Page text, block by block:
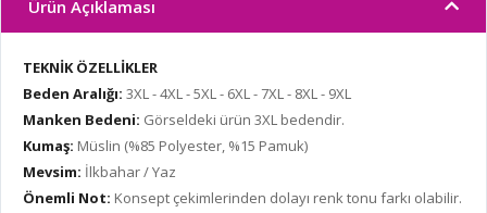
Ürün Açıklaması
TEKNİK ÖZELLİKLER
Beden Aralığı: 3XL - 4XL - 5XL - 6XL - 7XL - 8XL - 9XL
Manken Bedeni: Görseldeki ürün 3XL bedendir.
Kumaş: Müslin (%85 Polyester, %15 Pamuk)
Mevsim: İlkbahar / Yaz
Önemli Not: Konsept çekimlerinden dolayı renk tonu farkı olabilir.